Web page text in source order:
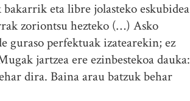
eta libre jolasteko eskubidea
zoriontsu hezteko (…) Asko
perfektuak izatearekin; ez
jartzea ere ezinbestekoa dauka:
dira. Baina arau batzuk behar